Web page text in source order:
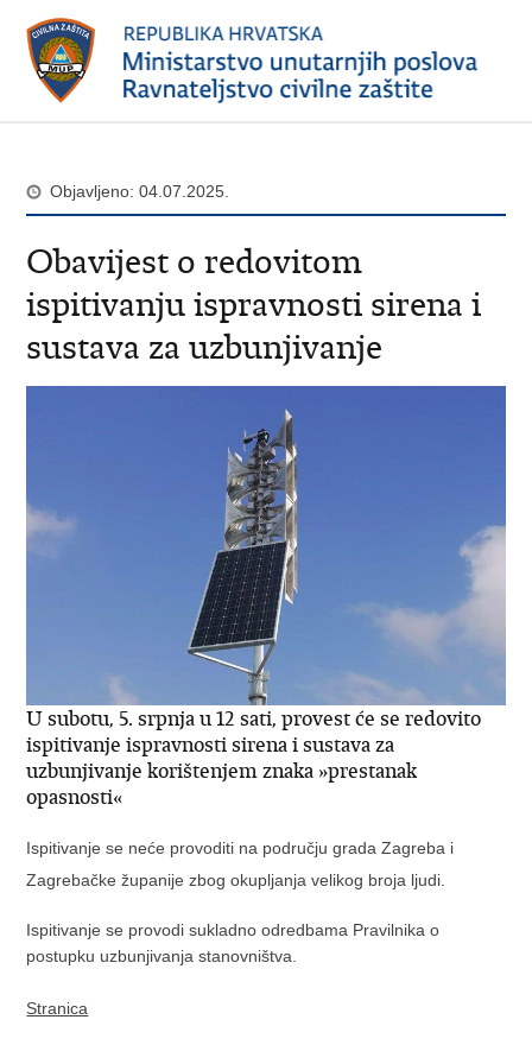
Objavljeno: 04.07.2025.
Obavijest o redovitom
ispitivanju ispravnosti sirena i
sustava za uzbunjivanje
U subotu, 5. srpnja u 12 sati, provest će se redovito
ispitivanje ispravnosti sirena i sustava za
uzbunjivanje korištenjem znaka »prestanak
opasnosti«
Ispitivanje se neće provoditi na području grada Zagreba i
Zagrebačke županije zbog okupljanja velikog broja ljudi.
Ispitivanje se provodi sukladno odredbama Pravilnika o
postupku uzbunjivanja stanovništva.
Stranica